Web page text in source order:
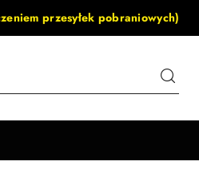
przesyłek pobraniowych)